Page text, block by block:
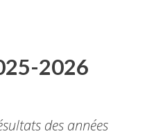
2026
des années